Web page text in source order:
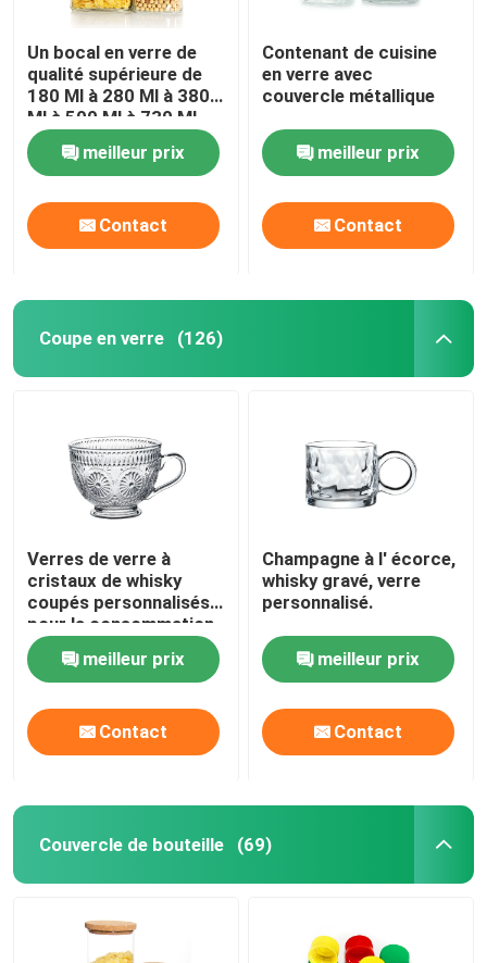
Un bocal en verre de
qualité supérieure de
180 Ml à 280 Ml à 380
Ml à 500 Ml à 730 Ml
avec couvercle en étain
meilleur prix
Contact
Contenant de cuisine
en verre avec
couvercle métallique
meilleur prix
Contact
Coupe en verre (126)
Verres de verre à
cristaux de whisky
coupés personnalisés
pour la consommation
de jus de fruits
meilleur prix
Contact
Champagne à l' écorce,
whisky gravé, verre
personnalisé.
meilleur prix
Contact
Couvercle de bouteille (69)